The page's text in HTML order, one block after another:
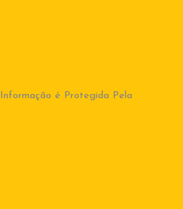
é Protegida Pela